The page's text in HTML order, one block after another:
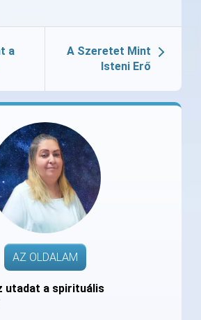
a
A Szeretet Mint
Isteni Erő
AZ OLDALAM
utadat a spirituális